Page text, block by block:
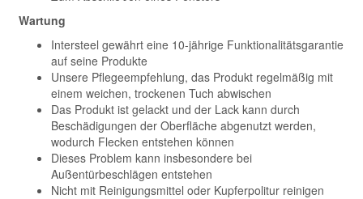
Wartung
Intersteel gewährt eine 10-jährige Funktionalitätsgarantie
auf seine Produkte
Unsere Pflegeempfehlung, das Produkt regelmäßig mit
einem weichen, trockenen Tuch abwischen
Das Produkt ist gelackt und der Lack kann durch
Beschädigungen der Oberfläche abgenutzt werden,
wodurch Flecken entstehen können
Dieses Problem kann insbesondere bei
Außentürbeschlägen entstehen
Nicht mit Reinigungsmittel oder Kupferpolitur reinigen